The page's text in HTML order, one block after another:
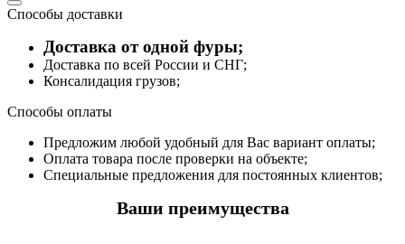
Способы доставки
Доставка от одной фуры;
Доставка по всей России и СНГ;
Консалидация грузов;
Способы оплаты
Предложим любой удобный для Вас вариант оплаты;
Оплата товара после проверки на объекте;
Специальные предложения для постоянных клиентов;
Ваши преимущества